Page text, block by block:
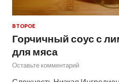
ВТОРОЕ
Горчичный соус с
для мяса
Оставьте комментарий